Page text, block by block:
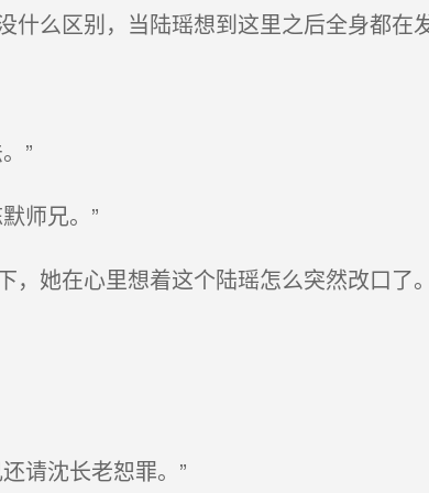
么区别，当陆瑶想到这里之后全身都在发
”
师兄。”
她在心里想着这个陆瑶怎么突然改口了。
请沈长老恕罪。”